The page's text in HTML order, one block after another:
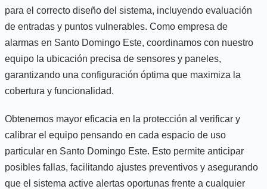
para el correcto diseño del sistema, incluyendo evaluación
de entradas y puntos vulnerables. Como empresa de
alarmas en Santo Domingo Este, coordinamos con nuestro
equipo la ubicación precisa de sensores y paneles,
garantizando una configuración óptima que maximiza la
cobertura y funcionalidad.
Obtenemos mayor eficacia en la protección al verificar y
calibrar el equipo pensando en cada espacio de uso
particular en Santo Domingo Este. Esto permite anticipar
posibles fallas, facilitando ajustes preventivos y asegurando
que el sistema active alertas oportunas frente a cualquier